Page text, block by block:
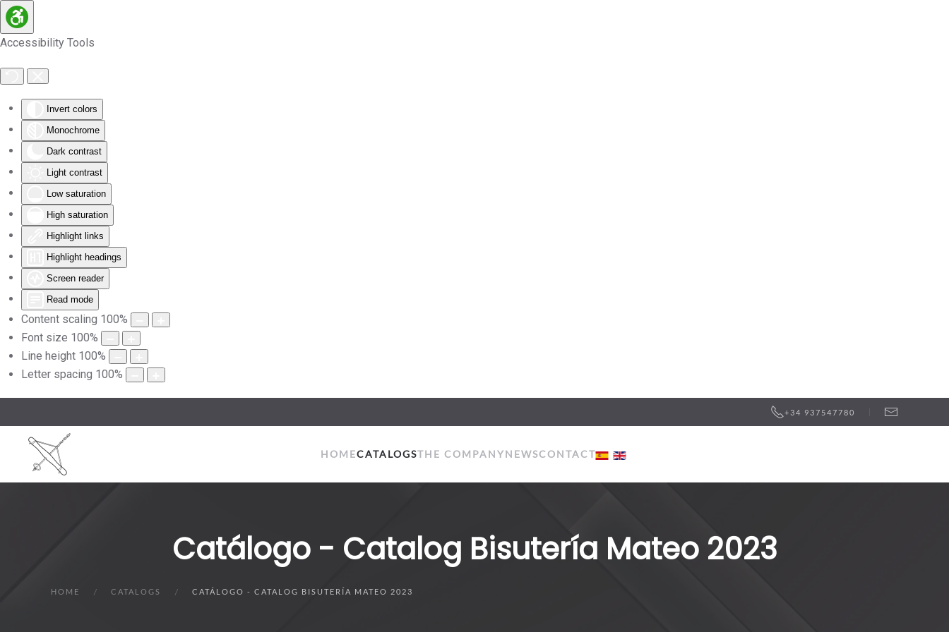
Accessibility Tools
Invert colors
Monochrome
Dark contrast
Light contrast
Low saturation
High saturation
Highlight links
Highlight headings
Screen reader
Read mode
Content scaling 100%
Font size 100%
Line height 100%
Letter spacing 100%
Skip to main content
+34 937547780
HOMECATALOGSTHE COMPANYNEWSCONTACT
Catálogo - Catalog Bisutería Mateo 2023
HOME CATALOGS CATÁLOGO - CATALOG BISUTERÍA MATEO 2023